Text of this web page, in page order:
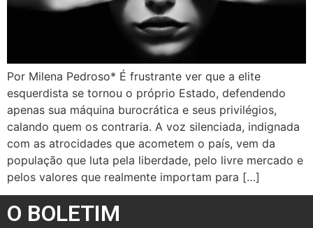
Por Milena Pedroso* É frustrante ver que a elite
esquerdista se tornou o próprio Estado, defendendo
apenas sua máquina burocrática e seus privilégios,
calando quem os contraria. A voz silenciada, indignada
com as atrocidades que acometem o país, vem da
população que luta pela liberdade, pelo livre mercado e
pelos valores que realmente importam para […]
O BOLETIM